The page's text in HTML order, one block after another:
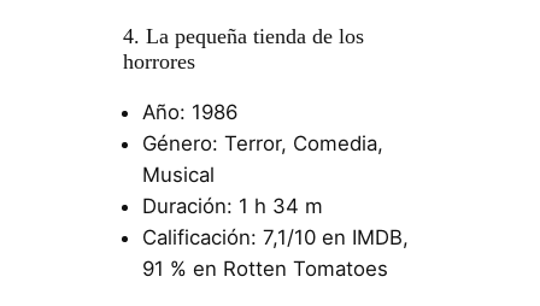
4. La pequeña tienda de los
horrores
Año: 1986
Género: Terror, Comedia,
Musical
Duración: 1 h 34 m
Calificación: 7,1/10 en IMDB,
91 % en Rotten Tomatoes